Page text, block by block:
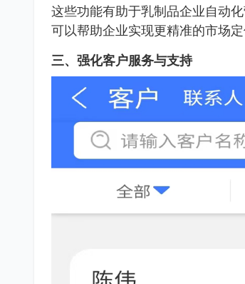
这些功能有助于乳制品企业自动
可以帮助企业实现更精准的市场
三、强化客户服务与支持